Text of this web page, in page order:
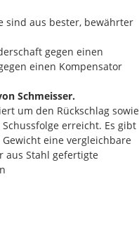
sind aus bester, bewährter
gegen einen
einen Kompensator
Schmeisser.
um den Rückschlag sowie
erreicht. Es gibt
eine vergleichbare
aus Stahl gefertigte